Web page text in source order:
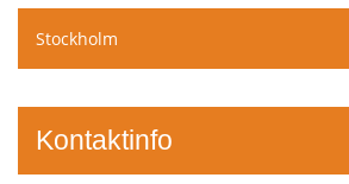
Stockholm
Kontaktinfo